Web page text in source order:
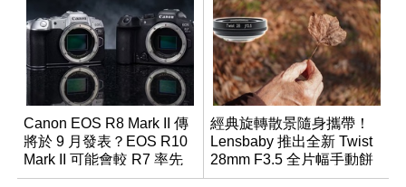
Canon EOS R8 Mark II 傳
將於 9 月發表？EOS R10
Mark II 可能會較 R7 率先
推出
經典旋轉散景隨身攜帶！
Lensbaby 推出全新 Twist
28mm F3.5 全片幅手動餅
乾鏡